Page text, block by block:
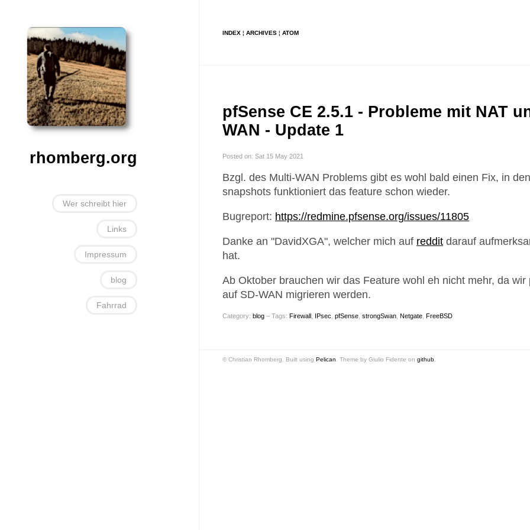
rhomberg.org
Wer schreibt hier
Links
Impressum
blog
Fahrrad
INDEX ¦ ARCHIVES ¦ ATOM
pfSense CE 2.5.1 - Probleme mit NAT
WAN - Update 1
Posted on: Sat 15 May 2021
Bzgl. des Multi-WAN Problems gibt es wohl bald einen Fix, in
snapshots funktioniert das feature schon wieder.
Bugreport: https://redmine.pfsense.org/issues/11805
Danke an "DavidXGA", welcher mich auf reddit darauf
hat.
Ab Oktober brauchen wir das Feature wohl eh nicht mehr, da wir
auf SD-WAN migrieren werden.
Category: blog – Tags: Firewall IPsec pfSense strongSwan Netgate FreeBSD
© Christian Rhomberg. Built using Pelican . Theme by Giulio Fidente on github